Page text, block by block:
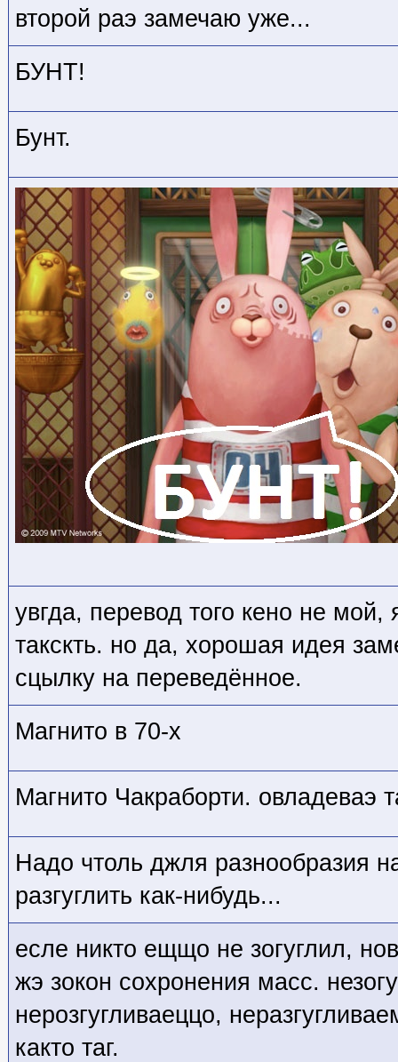
второй раэ замечаю уже...
БУНТ!
Бунт.
увгда, перевод того кено не мой,
такскть. но да, хорошая идея
сцылку на переведённое.
Магнито в 70-х
Магнито Чакраборти. овладеваэ
Надо чтоль джля разнообразия
разгуглить как-нибудь...
есле никто ещщо не зогуглил,
жэ зокон сохронения масс.
нерозгугливаеццо,
както таг.